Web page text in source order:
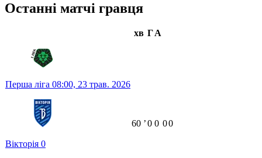
Останні матчі гравця
хв ГА
Перша ліга 08:00, 23 трав. 2026
Вікторія 0
60 ʼ0 0 00